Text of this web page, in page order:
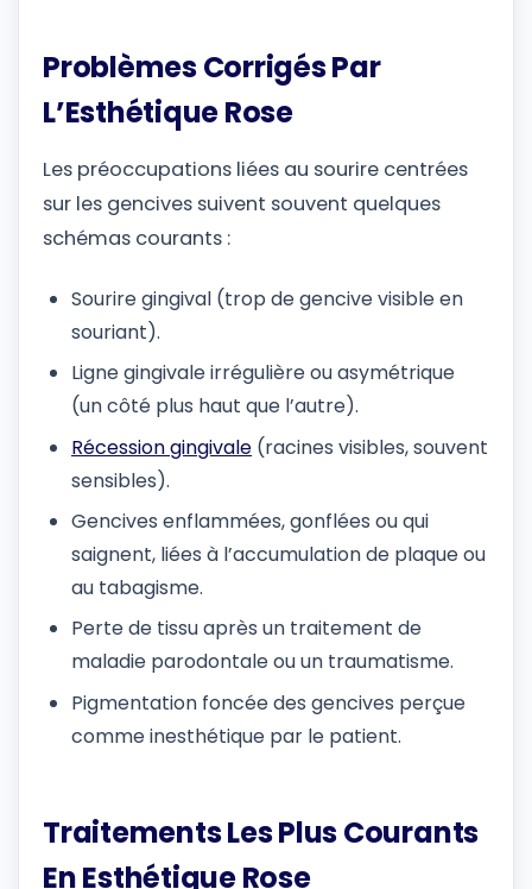
Problèmes Corrigés Par
L’Esthétique Rose
Les préoccupations liées au sourire centrées
sur les gencives suivent souvent quelques
schémas courants :
Sourire gingival (trop de gencive visible en
souriant).
Ligne gingivale irrégulière ou asymétrique
(un côté plus haut que l’autre).
Récession gingivale (racines visibles, souvent
sensibles).
Gencives enflammées, gonflées ou qui
saignent, liées à l’accumulation de plaque ou
au tabagisme.
Perte de tissu après un traitement de
maladie parodontale ou un traumatisme.
Pigmentation foncée des gencives perçue
comme inesthétique par le patient.
Traitements Les Plus Courants
En Esthétique Rose